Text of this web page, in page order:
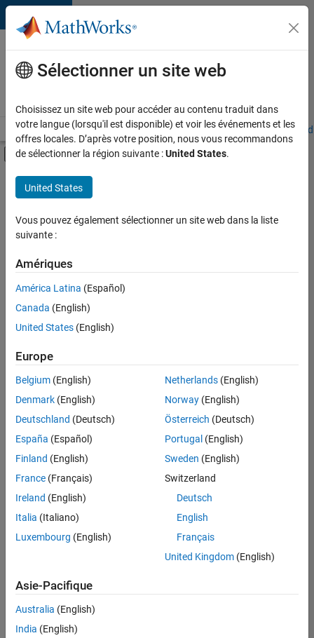
Passer au contenu
Votre
carrière
chez
Accueil Explorer nos opportunités Adresses de nos bureaux
Activer/désactiver l'affichage du menu
Contenu principal
FILTRER PAR
Ventes pour l'éducation
Opérations commerciales
Ressources humaines
Actuellement,
aucune
offre
d'emploi
correspondant
à vos
critères
de
recherche.
Vous
pouvez
élargir
votre
recherche
ou
afficher
l’ensemble
d'emploi.
malgré
tout
Sélectionner un site web
Choisissez un site web pour accéder au contenu traduit dans
votre langue (lorsqu'il est disponible) et voir les événements et les
offres locales. D’après votre position, nous vous recommandons
de sélectionner la région suivante :United States.
United States
Vous pouvez également sélectionner un site web dans la liste
suivante :
Amériques
América Latina (Español)
Canada (English)
United States (English)
Europe
Belgium (English)
Denmark (English)
Deutschland (Deutsch)
España (Español)
Finland (English)
France (Français)
Ireland (English)
Italia (Italiano)
Luxembourg (English)
Netherlands(English)
Norway(English)
Österreich (Deutsch)
Portugal (English)
Sweden (English)
Switzerland
Deutsch
English
Français
United Kingdom(English)
Asie-Pacifique
Australia (English)
India (English)